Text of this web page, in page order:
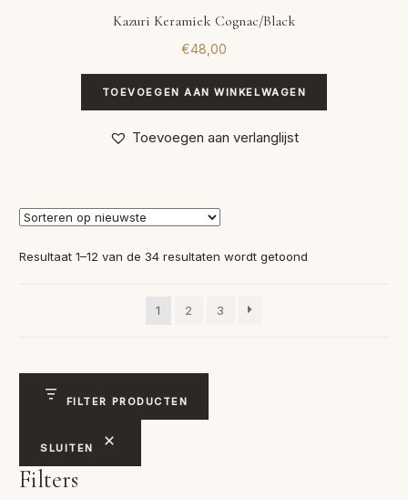
Kazuri Keramiek Cognac/Black
€48,00
TOEVOEGEN AAN WINKELWAGEN
Toevoegen aan verlanglijst
Resultaat 1–12 van de 34 resultaten wordt getoond
1
2 3
FILTER PRODUCTEN
SLUITEN
Filters